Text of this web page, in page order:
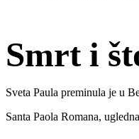
Smrt i
Sveta Paula preminula je u
Santa Paola Romana,